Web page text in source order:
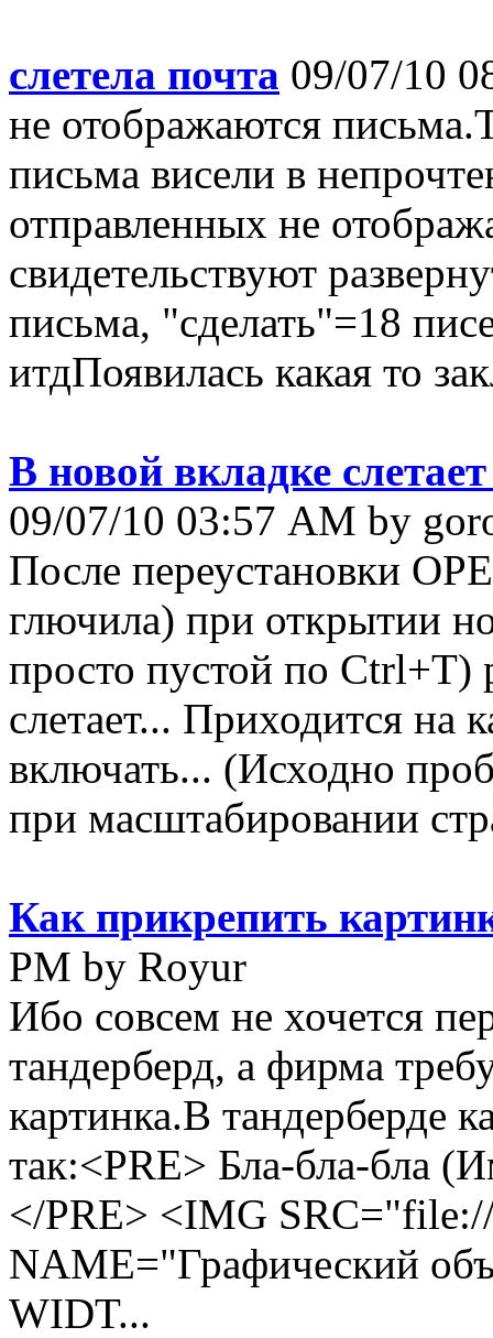
слетела почта 09/07/10
не отображаются
письма висели в
отправленных не
свидетельствуют
письма, "сделать"=18
итдПоявилась какая то
В новой вкладке
09/07/10 03:57 AM by
После переустановки
глючила) при открытии
просто пустой по
слетает... Приходится на
включать... (Исходно
при масштабировании
Как прикрепить
PM by Royur
Ибо совсем не хочется
тандерберд, а фирма
картинка.В тандерберде
так:<PRE> Бла-бла-бла
</PRE> <IMG
NAME="Графический
WIDT...